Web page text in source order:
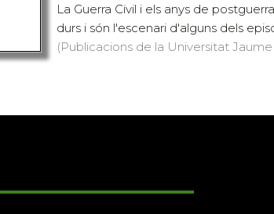
La Guerra Civil i els anys de
durs i són l'escenari d'alguns dels
(Publicacions de la Universitat Jaume